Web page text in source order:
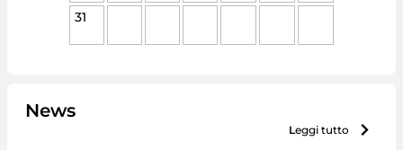
31
News
leggi tutto